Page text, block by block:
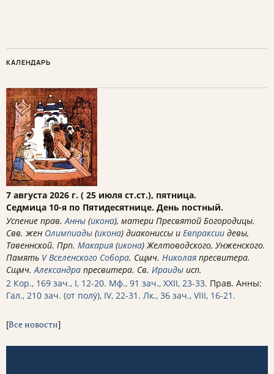
КАЛЕНДАРЬ
7 августа 2026 г. ( 25 июля ст.ст.), пятница.
Седмица 10-я по Пятидесятнице. День постный.
Успение прав.Анны (икона), матери Пресвятой Богородицы.
Свв. жен Олимпиады (икона) диакониссы и Евпраксии девы,
Тавеннской. Прп. Макария (икона) Желтоводского, Унженского.
Память V Вселенского Собора. Сщмч. Николая пресвитера.
Сщмч.Александра пресвитера. Св. Ираиды исп.
2 Кор., 169 зач., I, 12-20. Мф., 91 зач., XXII, 23-33. Прав. Анны:
Гал., 210 зач. (от полу́), IV, 22-31. Лк., 36 зач., VIII, 16-21.
[Все новости]